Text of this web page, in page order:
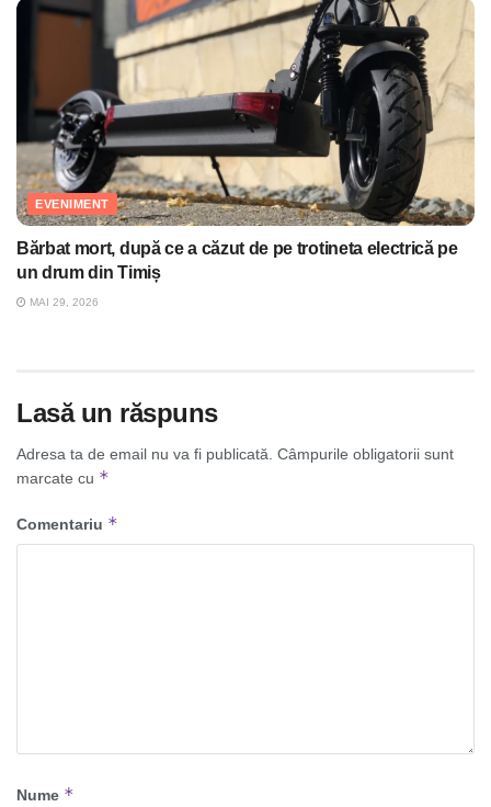
EVENIMENT
Bărbat mort, după ce a căzut de pe trotineta electrică pe
un drum din Timiș
MAI 29, 2026
Lasă un răspuns
Adresa ta de email nu va fi publicată. Câmpurile obligatorii sunt
marcate cu *
Comentariu *
Nume *